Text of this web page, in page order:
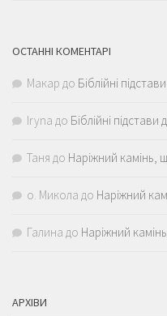
ОСТАННІ КОМЕНТАРІ
Макар до Біблійні
Iryna до Біблійні
Таня до Наріжний камінь,
о. Микола до Наріжний
Галина до Наріжний
АРХІВИ